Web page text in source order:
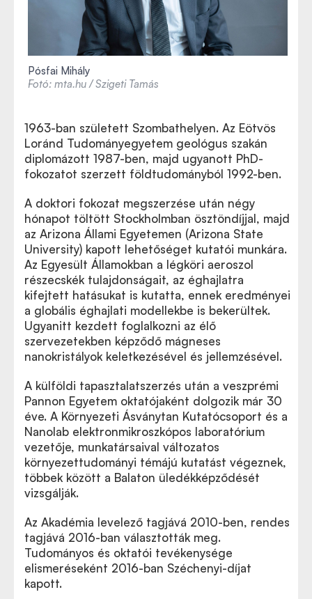
Pósfai Mihály
Fotó: mta.hu / Szigeti Tamás
1963-ban született Szombathelyen. Az Eötvös
Loránd Tudományegyetem geológus szakán
diplomázott 1987-ben, majd ugyanott PhD-
fokozatot szerzett földtudományból 1992-ben.
A doktori fokozat megszerzése után négy
hónapot töltött Stockholmban ösztöndíjjal, majd
az Arizona Állami Egyetemen (Arizona State
University) kapott lehetőséget kutatói munkára.
Az Egyesült Államokban a légköri aeroszol
részecskék tulajdonságait, az éghajlatra
kifejtett hatásukat is kutatta, ennek eredményei
a globális éghajlati modellekbe is bekerültek.
Ugyanitt kezdett foglalkozni az élő
szervezetekben képződő mágneses
nanokristályok keletkezésével és jellemzésével.
A külföldi tapasztalatszerzés után a veszprémi
Pannon Egyetem oktatójaként dolgozik már 30
éve. A Környezeti Ásványtan Kutatócsoport és a
Nanolab elektronmikroszkópos laboratórium
vezetője, munkatársaival változatos
környezettudományi témájú kutatást végeznek,
többek között a Balaton üledékképződését
vizsgálják.
Az Akadémia levelező tagjává 2010-ben, rendes
tagjává 2016-ban választották meg.
Tudományos és oktatói tevékenysége
elismeréseként 2016-ban Széchenyi-díjat
kapott.